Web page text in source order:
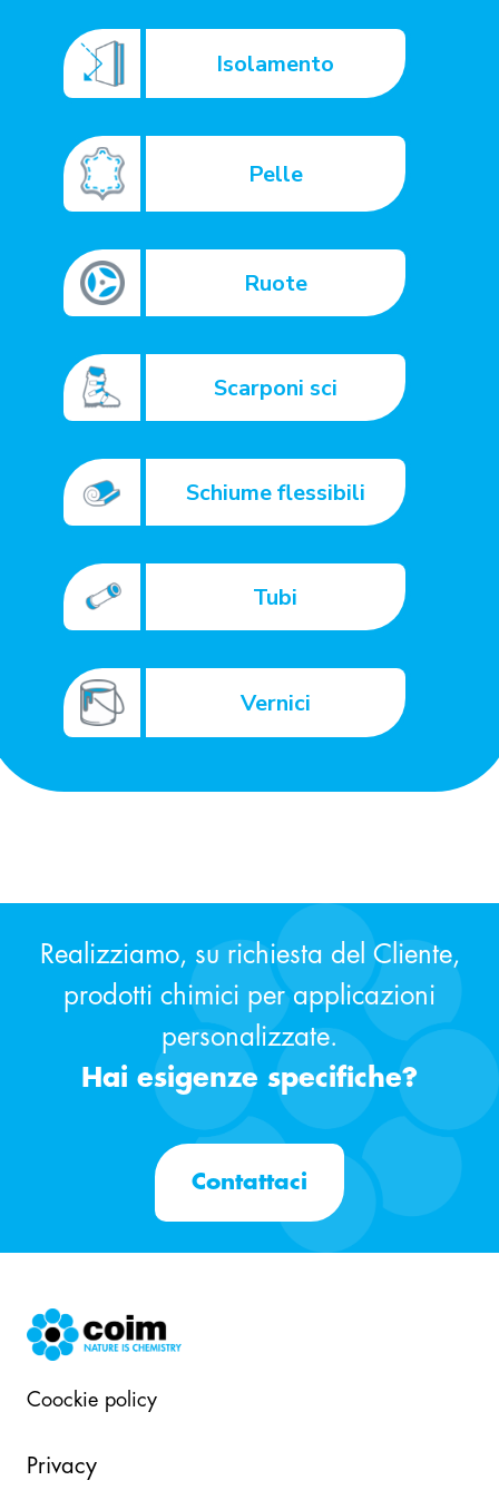
Isolamento
Pelle
Ruote
Scarponi sci
Schiume flessibili
Tubi
Vernici
Realizziamo, su richiesta del Cliente,
prodotti chimici per applicazioni
personalizzate.
Hai esigenze specifiche?
Contattaci
Coockie policy
Privacy